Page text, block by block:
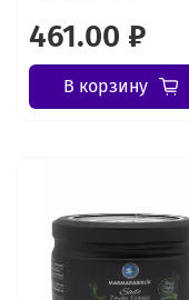
461.00 ₽
В корзину